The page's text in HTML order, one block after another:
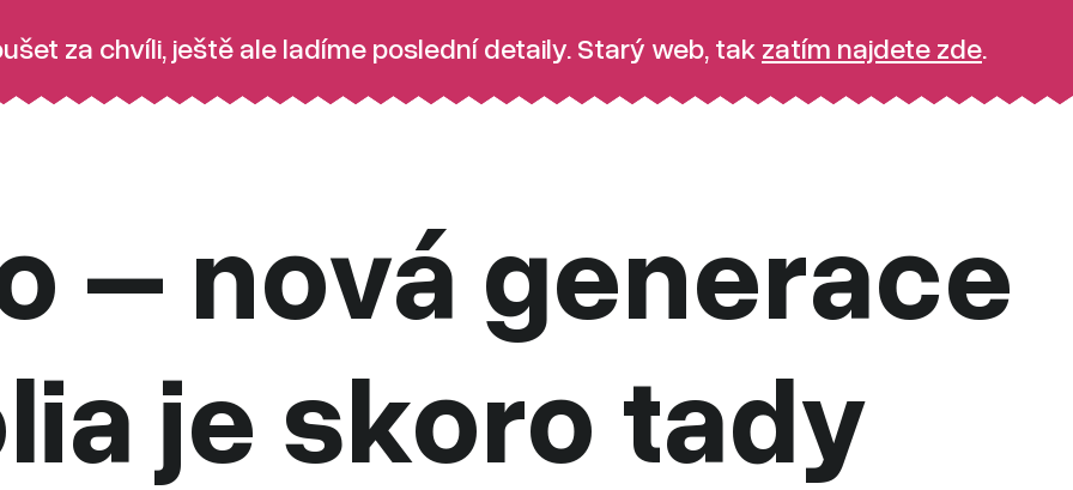
za chvíli, ještě ale ladíme poslední detaily. Starý web, tak zatím najdete zde.
– nová generace
je skoro tady